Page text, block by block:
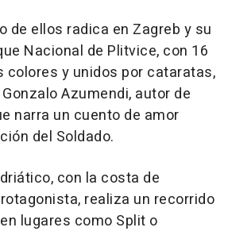
de ellos radica en Zagreb y su
Nacional de Plitvice, con 16
colores y unidos por cataratas,
Azumendi, autor de
narra un cuento de amor
del Soldado.
con la costa de
realiza un recorrido
lugares como Split o